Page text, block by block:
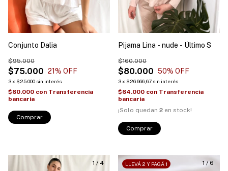
Conjunto Dalia
$75.000
$95.000
21% OFF
3x $25.000 sin interés
$60.000 con Transferencia
bancaria
Comprar
Pijama Lina - nude - Último S
$80.000
$160.000
50% OFF
3x $26.666,67 sin interés
$64.000 con Transferencia
bancaria
¡Solo quedan 2 en stock!
Comprar
1 / 4 1/6
LLEVÁ 2 Y PAGÁ 1